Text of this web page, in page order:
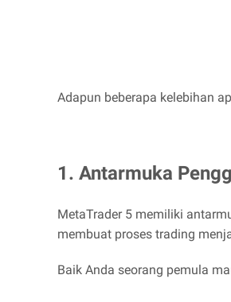
Adapun beberapa kelebihan
1. Antarmuka
MetaTrader 5 memiliki
membuat proses trading
Baik Anda seorang pemula